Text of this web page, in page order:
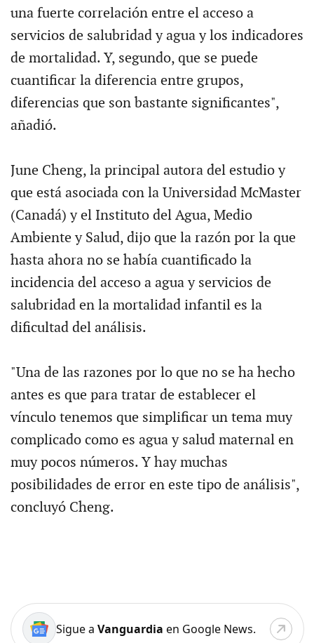
una fuerte correlación entre el acceso a
servicios de salubridad y agua y los indicadores
de mortalidad. Y, segundo, que se puede
cuantificar la diferencia entre grupos,
diferencias que son bastante significantes",
añadió.
June Cheng, la principal autora del estudio y
que está asociada con la Universidad McMaster
(Canadá) y el Instituto del Agua, Medio
Ambiente y Salud, dijo que la razón por la que
hasta ahora no se había cuantificado la
incidencia del acceso a agua y servicios de
salubridad en la mortalidad infantil es la
dificultad del análisis.
"Una de las razones por lo que no se ha hecho
antes es que para tratar de establecer el
vínculo tenemos que simplificar un tema muy
complicado como es agua y salud maternal en
muy pocos números. Y hay muchas
posibilidades de error en este tipo de análisis",
concluyó Cheng.
Sigue a Vanguardia en Google News.